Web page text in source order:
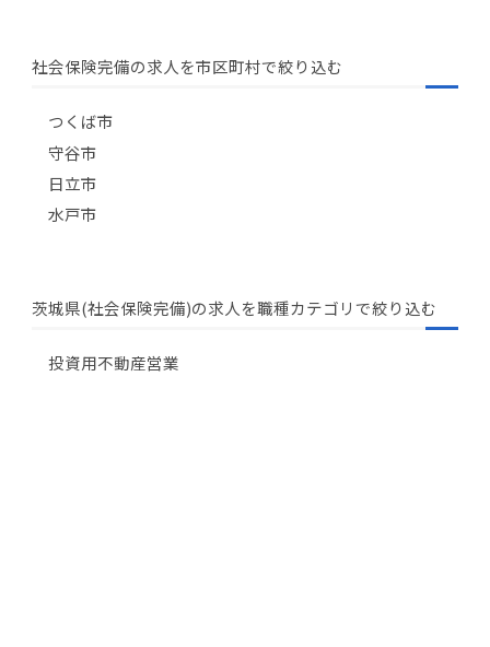
社会保険完備の求人を市区町村で絞り込む
つくば市
守谷市
日立市
水戸市
茨城県(社会保険完備)の求人を職種カテゴリで絞り込む
投資用不動産営業